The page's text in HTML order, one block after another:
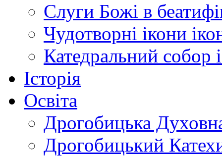
Слуги Божі в
Чудотворні ікони
Катедральний собор
Історія
Освіта
Дрогобицька
Дрогобицький